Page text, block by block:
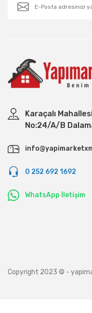
Karaçalı
No:24/A/B
0 252 692 1692
WhatsApp İletişim
Copyright 2023 © -